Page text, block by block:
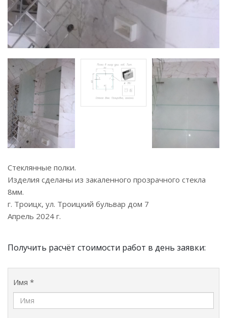
Стеклянные полки.
Изделия сделаны из закаленного прозрачного стекла
8мм.
г. Троицк, ул. Троицкий бульвар дом 7
Апрель 2024 г.
Получить расчёт стоимости работ в день заявки:
Имя *